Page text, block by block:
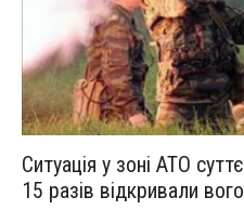
Ситуація у зоні АТО
15 разів відкривали